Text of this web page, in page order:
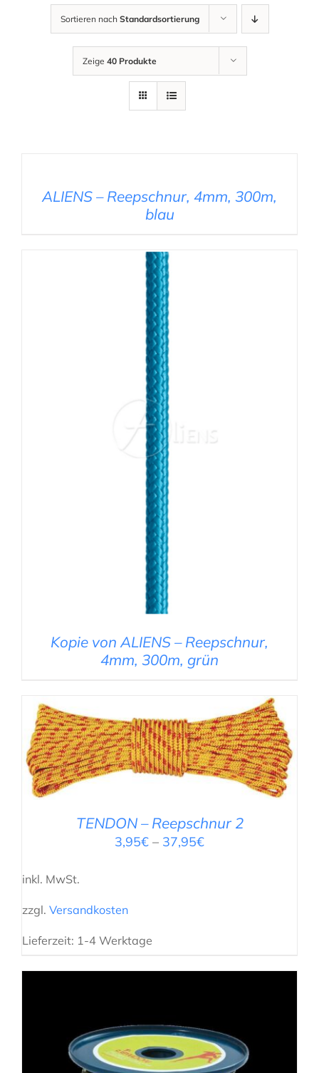
Sortieren nach Standardsortierung
Zeige 40 Produkte
ALIENS – Reepschnur, 4mm, 300m,
blau
AUSFÜHRUNG WÄHLEN
Kopie von ALIENS – Reepschnur,
4mm, 300m, grün
AUSFÜHRUNG WÄHLEN / DETAILS
TENDON – Reepschnur 2
3,95€ – 37,95€
inkl. MwSt.
zzgl. Versandkosten
Lieferzeit: 1-4 Werktage